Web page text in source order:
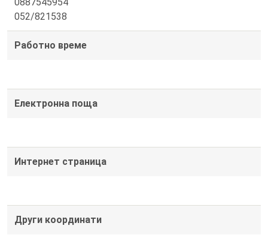
052/821538
Работно време
Електронна поща
Интернет страница
Други координати